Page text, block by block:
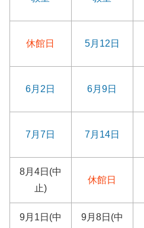
休館日 5月12日
6月2日 6月9日
7月7日 7月14日
8月4日(中
止)
休館日
9月1日(中
9月8日(中